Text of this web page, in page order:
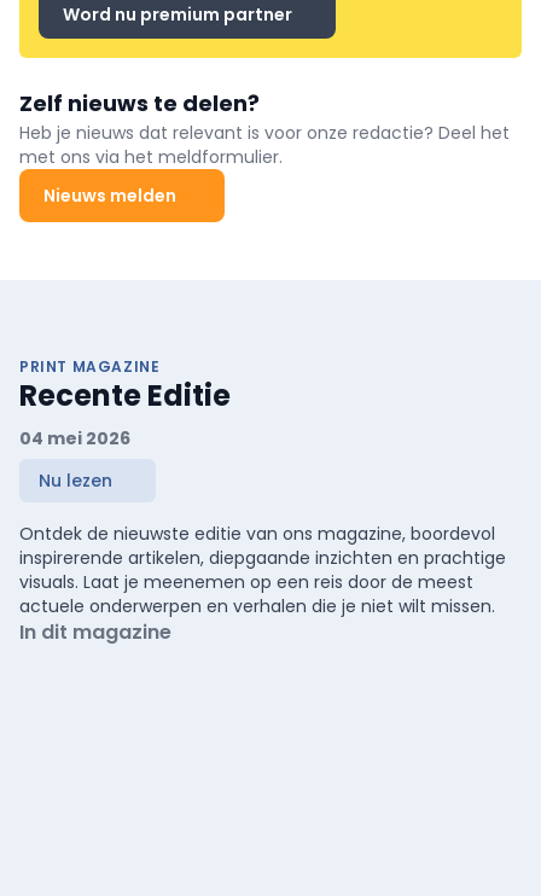
Word nu premium partner
Zelf nieuws te delen?
Heb je nieuws dat relevant is voor onze redactie? Deel het
met ons via het meldformulier.
Nieuws melden
PRINT MAGAZINE
Recente Editie
04 mei 2026
Nu lezen
Ontdek de nieuwste editie van ons magazine, boordevol
inspirerende artikelen, diepgaande inzichten en prachtige
visuals. Laat je meenemen op een reis door de meest
actuele onderwerpen en verhalen die je niet wilt missen.
In dit magazine